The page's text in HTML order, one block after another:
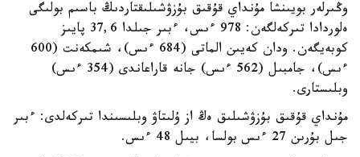
وڭىرلەر بويىنشا مۇنداي قۇقىق بۇزۋشىلىقتاردىڭ باسىم بولىگى
ەلوردادا تىركەلگەن: 978 ءىس، ءبىر جىلدا 37,6 پايىز
كوبەيگەن. ودان كەيىن الماتى (684 ءىس)، شىمكەنت (600
ءىس)، جامبىل (562 ءىس) جانە قاراعاندى ​​(354 ءىس)
وبلىستارى.
مۇنداي قۇقىق بۇزۋشىلىق ەڭ از ۇلىتاۋ وبلىسىندا تىركەلدى: ءبىر
جىل بۇرىن 27 ءىس بولسا، بيىل 48 ءىس.